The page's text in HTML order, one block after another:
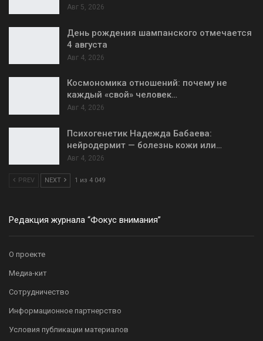
Авг 5, 2026
День рождения шампанского отмечается
4 августа
Авг 4, 2026
Космономика отношений: почему не
каждый «свой» человек…
Авг 4, 2026
Психогенетик Надежда Бабаева:
нейродермит — болезнь кожи или…
Авг 4, 2026
PREV NEXT 1 из 4 049
Редакция журнала “Фокус внимания”
О проекте
Медиа-кит
Сотрудничество
Информационное партнерство
Условия публикации материалов